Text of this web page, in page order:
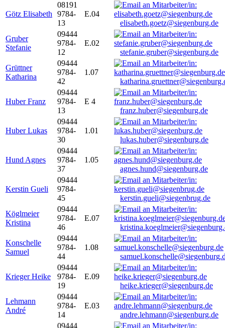
Götz Elisabeth
08191
9784-
13
E.04
elisabeth.goetz@siegenburg.de
Gruber
Stefanie
09444
9784-
12
E.02
stefanie.gruber@siegenburg.de
Grüttner
Katharina
09444
9784-
42
1.07
Huber Franz
09444
9784-
13
E 4
franz.huber@siegenburg.de
Huber Lukas
09444
9784-
30
1.01
lukas.huber@siegenburg.de
Hund Agnes
09444
9784-
37
1.05
agnes.hund@siegenburg.de
Kerstin Gueli
09444
9784-
45
kerstin.gueli@siegenbrug.de
Köglmeier
Kristina
09444
9784-
46
E.07
Konschelle
Samuel
09444
9784-
44
1.08
Krieger Heike
09444
9784-
19
E.09
heike.krieger@siegenburg.de
Lehmann
André
09444
9784-
14
E.03
andre.lehmann@siegenburg.de
09444